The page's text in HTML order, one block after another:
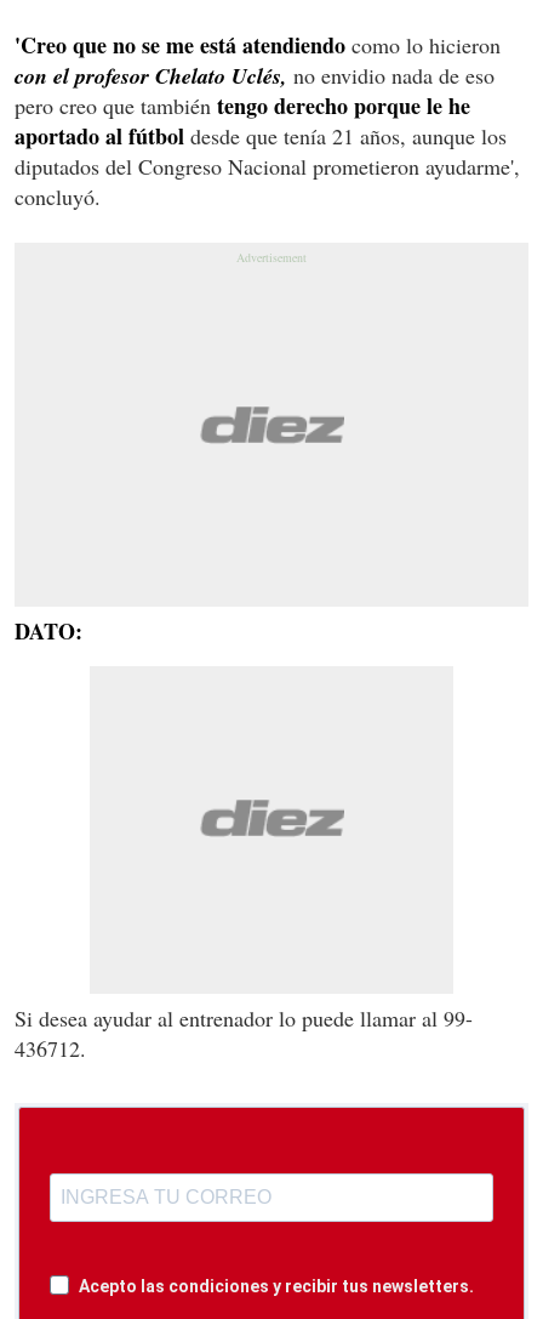
'Creo que no se me está atendiendo como lo hicieron
con el profesor Chelato Uclés, no envidio nada de eso
pero creo que también tengo derecho porque le he
aportado al fútbol desde que tenía 21 años, aunque los
diputados del Congreso Nacional prometieron ayudarme',
concluyó.
DATO:
Si desea ayudar al entrenador lo puede llamar al 99-
436712.
Acepto las condiciones y recibir tus newsletters.